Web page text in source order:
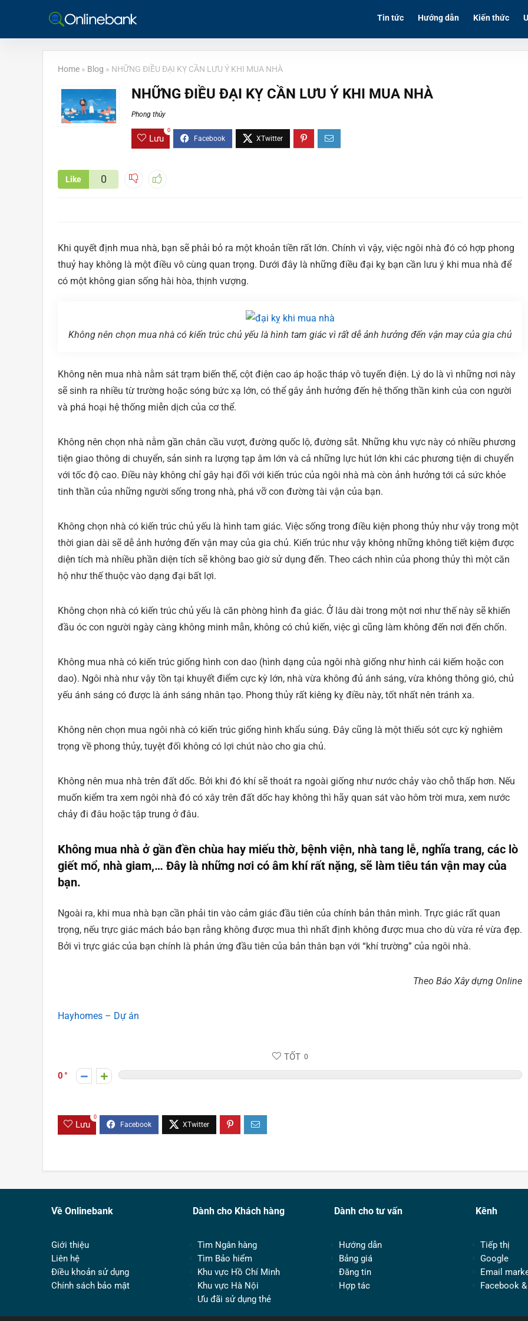
Tin tức Hướng dẫn Kiến thức
Home » Blog » NHỮNG ĐIỀU ĐẠI KỴ CẦN LƯU Ý KHI MUA NHÀ
NHỮNG ĐIỀU ĐẠI KỴ CẦN LƯU Ý KHI MUA NHÀ
Phong thủy
Lưu
0
Like 0
Khi quyết định mua nhà, bạn sẽ phải bỏ ra một khoản tiền rất lớn. Chính vì vậy, việc ngôi nhà đó có hợp phong
thuỷ hay không là một điều vô cùng quan trọng. Dưới đây là những điều đại kỵ bạn cần lưu ý khi mua nhà để
có một không gian sống hài hòa, thịnh vượng.
Không nên chọn mua nhà có kiến trúc chủ yếu là hình tam giác vì rất dễ ảnh hưởng đến vận may của gia chủ
Không nên mua nhà nằm sát trạm biến thế, cột điện cao áp hoặc tháp vô tuyến điện. Lý do là vì những nơi này
sẽ sinh ra nhiều từ trường hoặc sóng bức xạ lớn, có thể gây ảnh hưởng đến hệ thống thần kinh của con người
và phá hoại hệ thống miễn dịch của cơ thể.
Không nên chọn nhà nằm gần chân cầu vượt, đường quốc lộ, đường sắt. Những khu vực này có nhiều phương
tiện giao thông di chuyển, sản sinh ra lượng tạp âm lớn và cả những lực hút lớn khi các phương tiện di chuyển
với tốc độ cao. Điều này không chỉ gây hại đối với kiến trúc của ngôi nhà mà còn ảnh hưởng tới cả sức khỏe
tinh thần của những người sống trong nhà, phá vỡ con đường tài vận của bạn.
Không chọn nhà có kiến trúc chủ yếu là hình tam giác. Việc sống trong điều kiện phong thủy như vậy trong một
thời gian dài sẽ dễ ảnh hưởng đến vận may của gia chủ. Kiến trúc như vậy không những không tiết kiệm được
diện tích mà nhiều phần diện tích sẽ không bao giờ sử dụng đến. Theo cách nhìn của phong thủy thì một căn
hộ như thế thuộc vào dạng đại bất lợi.
Không chọn nhà có kiến trúc chủ yếu là căn phòng hình đa giác. Ở lâu dài trong một nơi như thế này sẽ khiến
đầu óc con người ngày càng không minh mẫn, không có chủ kiến, việc gì cũng làm không đến nơi đến chốn.
Không mua nhà có kiến trúc giống hình con dao (hình dạng của ngôi nhà giống như hình cái kiếm hoặc con
dao). Ngôi nhà như vậy tồn tại khuyết điểm cực kỳ lớn, nhà vừa không đủ ánh sáng, vừa không thông gió, chủ
yếu ánh sáng có được là ánh sáng nhân tạo. Phong thủy rất kiêng kỵ điều này, tốt nhất nên tránh xa.
Không nên chọn mua ngôi nhà có kiến trúc giống hình khẩu súng. Đây cũng là một thiếu sót cực kỳ nghiêm
trọng về phong thủy, tuyệt đối không có lợi chút nào cho gia chủ.
Không nên mua nhà trên đất dốc. Bởi khi đó khí sẽ thoát ra ngoài giống như nước chảy vào chỗ thấp hơn. Nếu
muốn kiểm tra xem ngôi nhà đó có xây trên đất dốc hay không thì hãy quan sát vào hôm trời mưa, xem nước
chảy đi đâu hoặc tập trung ở đâu.
Không mua nhà ở gần đền chùa hay miếu thờ, bệnh viện, nhà tang lễ, nghĩa trang, các lò
giết mổ, nhà giam,… Đây là những nơi có âm khí rất nặng, sẽ làm tiêu tán vận may của
bạn.
Ngoài ra, khi mua nhà bạn cần phải tin vào cảm giác đầu tiên của chính bản thân mình. Trực giác rất quan
trọng, nếu trực giác mách bảo bạn rằng không được mua thì nhất định không được mua cho dù vừa rẻ vừa đẹp.
Bởi vì trực giác của bạn chính là phản ứng đầu tiên của bản thân bạn với “khí trường” của ngôi nhà.
Theo Báo Xây dựng Online
Hayhomes – Dự án
TỐT 0
0
Lưu
0
Về Onlinebank
Giới thiệu
Liên hệ
Điều khoản sử dụng
Chính sách bảo mật
Dành cho Khách hàng
Tìm Ngân hàng
Tìm Bảo hiểm
Khu vực Hồ Chí Minh
Khu vực Hà Nội
Ưu đãi sử dụng thẻ
Dành cho tư vấn
Hướng dẫn
Bảng giá
Đăng tin
Hợp tác
Kênh
Tiếp thị
Google
Email
Facebook